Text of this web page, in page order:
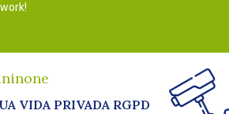
VIDA PRIVADA RGPD